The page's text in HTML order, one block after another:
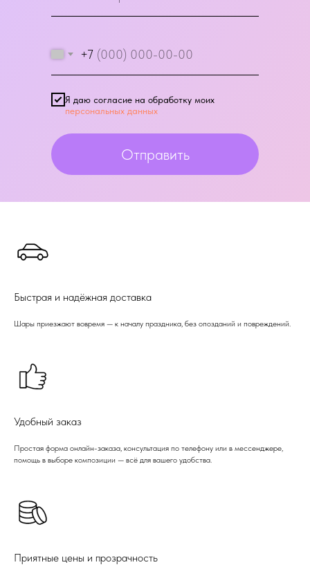
+7
Я даю согласие на обработку моих
персональных данных
Отправить
Быстрая и надёжная доставка
Шары приезжают вовремя — к началу праздника, без опозданий и повреждений.
Удобный заказ
Простая форма онлайн-заказа, консультация по телефону или в мессенджере,
помощь в выборе композиции — всё для вашего удобства.
Приятные цены и прозрачность